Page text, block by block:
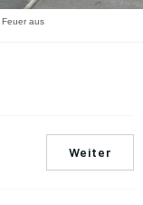
Feuer aus
Weiter